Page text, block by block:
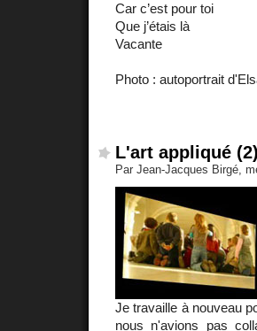
Car c’est pour toi
Que j’étais là
Vacante
Photo : autoportrait
L'art appliqué (2)
Par Jean-Jacques Birgé,
Je travaille à nouveau
nous n'avions pas